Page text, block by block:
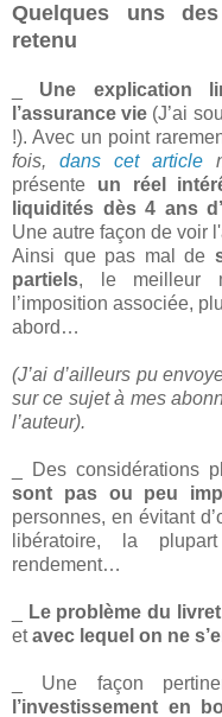
Quelques uns
retenu
Une explication
l’assurance vie (J’ai
!). Avec un point
fois,dans cet article
présente un réel
liquidités dès 4 ans
Une autre façon de voir
Ainsi que pas mal de
partiels, le meilleur
l’imposition associée,
abord…
(J’ai d’ailleurs pu
sur ce sujet à mes
l’auteur).
_ Des considérations
sont pas ou peu
personnes, en évitant
libératoire, la
rendement…
Le problème du
etavec lequel on ne
_ Une façon
l’investissement en